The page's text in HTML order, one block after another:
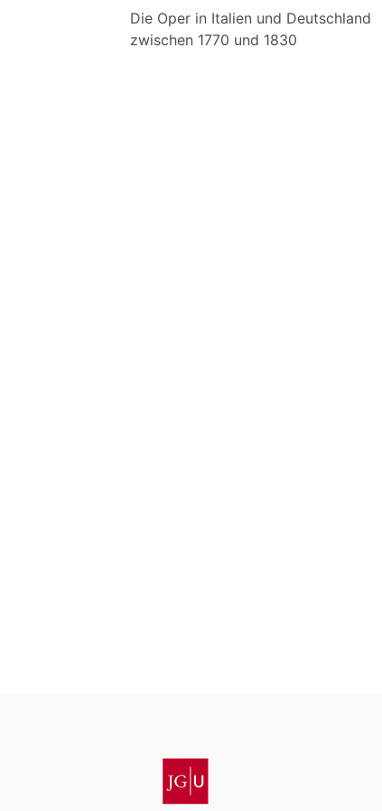
Die Oper in Italien und Deutschland
zwischen 1770 und 1830